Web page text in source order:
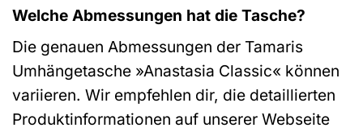
Welche Abmessungen hat die Tasche?
Die genauen Abmessungen der Tamaris
Umhängetasche »Anastasia Classic« können
variieren. Wir empfehlen dir, die detaillierten
Produktinformationen auf unserer Webseite